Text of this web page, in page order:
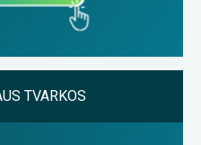
TVARKOS